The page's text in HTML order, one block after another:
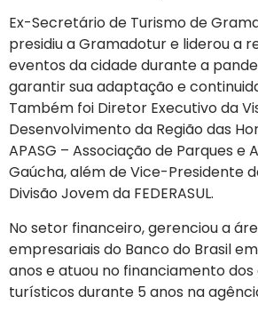
Ex-Secretário de Turismo de
presidiu a Gramadotur e liderou a
eventos da cidade durante a
garantir sua adaptação e
Também foi Diretor Executivo da
Desenvolvimento da Região das
APASG – Associação de Parques e
Gaúcha, além de Vice-Presidente
Divisão Jovem da FEDERASUL.
No setor financeiro, gerenciou a
empresariais do Banco do Brasil
anos e atuou no financiamento
turísticos durante 5 anos na